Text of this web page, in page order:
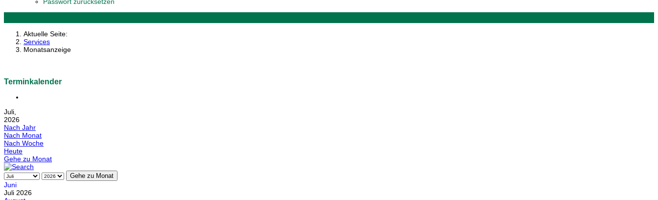
Aktuelle Seite:
Services
Monatsanzeige
Terminkalender
Juli,
2026
Nach Jahr
Nach Monat
Nach Woche
Heute
Gehe zu Monat
Gehe zu Monat
Juni
Juli 2026